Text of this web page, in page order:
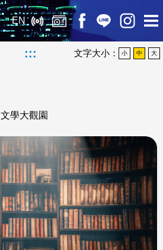
EN
::: 文字大小： 小 中 大
文學大觀園